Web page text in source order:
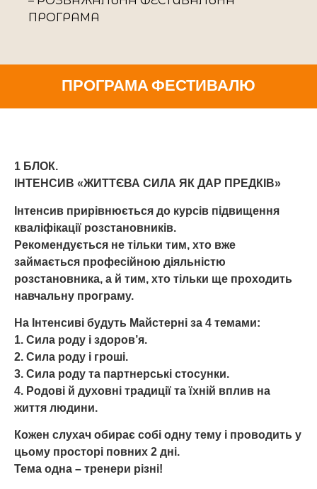
ПРОГРАМА
ПРОГРАМА ФЕСТИВАЛЮ
1 БЛОК.
ІНТЕНСИВ «ЖИТТЄВА СИЛА ЯК ДАР ПРЕДКІВ»
Інтенсив прирівнюється до курсів підвищення
кваліфікації розстановників.
Рекомендується не тільки тим, хто вже
займається професійною діяльністю
розстановника, а й тим, хто тільки ще проходить
навчальну програму.
На Інтенсиві будуть Майстерні за 4 темами:
1. Сила роду і здоров’я.
2. Сила роду і гроші.
3. Сила роду та партнерські стосунки.
4. Родові й духовні традиції та їхній вплив на
життя людини.
Кожен слухач обирає собі одну тему і проводить у
цьому просторі повних 2 дні.
Тема одна – тренери різні!